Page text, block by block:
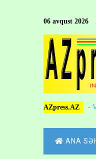
06 avqust 2026
AZpress.AZ -
MAINANA